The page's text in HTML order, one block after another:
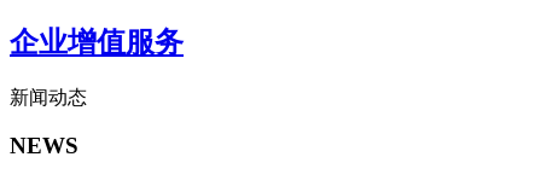
企业增值服务
新闻动态
NEWS